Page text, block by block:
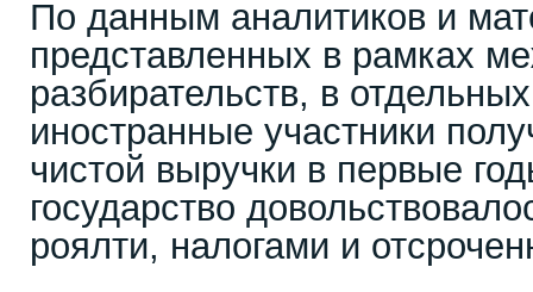
По данным аналитиков и
представленных в рамках
разбирательств, в
иностранные участники
чистой выручки в первые
государство
роялти, налогами и